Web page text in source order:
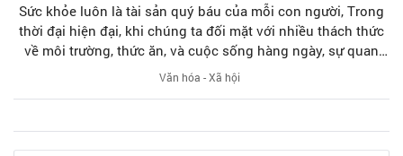
Sức khỏe luôn là tài sản quý báu của mỗi con người, Trong
thời đại hiện đại, khi chúng ta đối mặt với nhiều thách thức
về môi trường, thức ăn, và cuộc sống hàng ngày, sự quan
tâm và đầu tư vào sức khỏe đã trở nên quan trọng hơn bao
Văn hóa - Xã hội